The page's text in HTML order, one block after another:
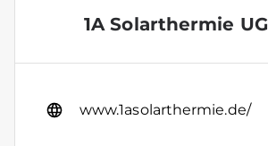
1A Solarthermie UG
www.1asolarthermie.de/